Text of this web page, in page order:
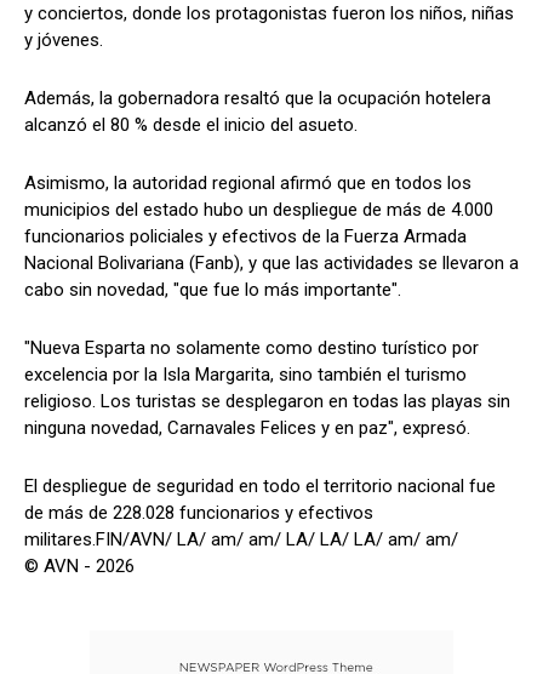
y conciertos, donde los protagonistas fueron los niños, niñas
y jóvenes.
Además, la gobernadora resaltó que la ocupación hotelera
alcanzó el 80 % desde el inicio del asueto.
Asimismo, la autoridad regional afirmó que en todos los
municipios del estado hubo un despliegue de más de 4.000
funcionarios policiales y efectivos de la Fuerza Armada
Nacional Bolivariana (Fanb), y que las actividades se llevaron a
cabo sin novedad, "que fue lo más importante".
"Nueva Esparta no solamente como destino turístico por
excelencia por la Isla Margarita, sino también el turismo
religioso. Los turistas se desplegaron en todas las playas sin
ninguna novedad, Carnavales Felices y en paz", expresó.
El despliegue de seguridad en todo el territorio nacional fue
de más de 228.028 funcionarios y efectivos
militares.FIN/AVN/ LA/ am/ am/ LA/ LA/ LA/ am/ am/
© AVN - 2026